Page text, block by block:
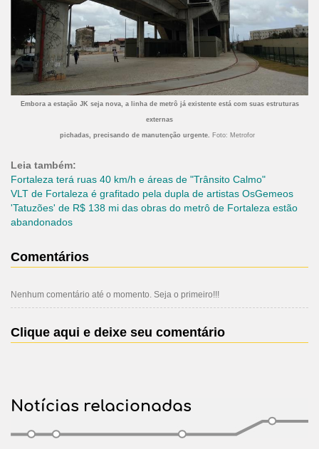
Embora a estação JK seja nova, a linha de metrô já existente está com suas estruturas
externas
pichadas, precisando de manutenção urgente. Foto: Metrofor
Leia também:
Fortaleza terá ruas 40 km/h e áreas de "Trânsito Calmo"
VLT de Fortaleza é grafitado pela dupla de artistas OsGemeos
'Tatuzões' de R$ 138 mi das obras do metrô de Fortaleza estão
abandonados
Comentários
Nenhum comentário até o momento. Seja o primeiro!!!
Clique aqui e deixe seu comentário
Notícias relacionadas